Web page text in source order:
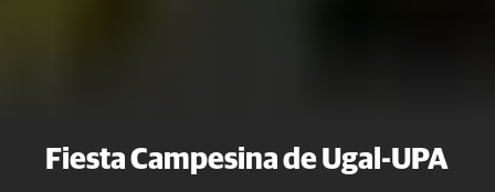
Fiesta Campesina de Ugal-UPA